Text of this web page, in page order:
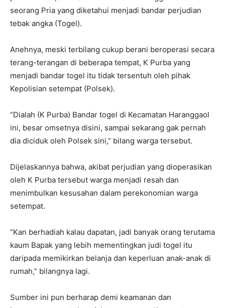
seorang Pria yang diketahui menjadi bandar perjudian
tebak angka (Togel).
Anehnya, meski terbilang cukup berani beroperasi secara
terang-terangan di beberapa tempat, K Purba yang
menjadi bandar togel itu tidak tersentuh oleh pihak
Kepolisian setempat (Polsek).
“Dialah (K Purba) Bandar togel di Kecamatan Haranggaol
ini, besar omsetnya disini, sampai sekarang gak pernah
dia diciduk oleh Polsek sini,” bilang warga tersebut.
Dijelaskannya bahwa, akibat perjudian yang dioperasikan
oleh K Purba tersebut warga menjadi resah dan
menimbulkan kesusahan dalam perekonomian warga
setempat.
“Kan berhadiah kalau dapatan, jadi banyak orang terutama
kaum Bapak yang lebih mementingkan judi togel itu
daripada memikirkan belanja dan keperluan anak-anak di
rumah,” bilangnya lagi.
Sumber ini pun berharap demi keamanan dan